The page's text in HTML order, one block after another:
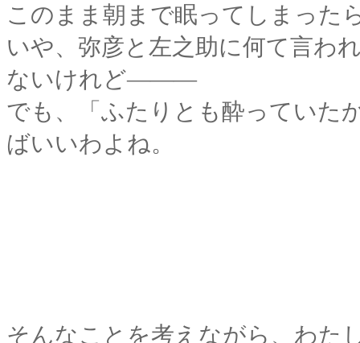
このまま朝まで眠ってしまった
いや、弥彦と左之助に何て言わ
ないけれど―――
でも、「ふたりとも酔っていた
ばいいわよね。
そんなことを考えながら、わた